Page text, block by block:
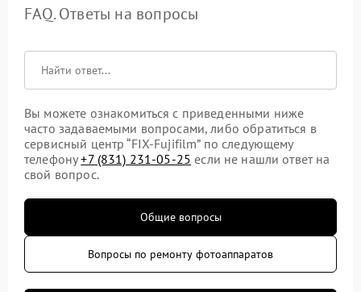
FAQ. Ответы на вопросы
Вы можете ознакомиться с приведенными ниже
часто задаваемыми вопросами, либо обратиться в
сервисный центр “FIX-Fujifilm” по следующему
телефону+7 (831) 231-05-25 если не нашли ответ на
свой вопрос.
Общие вопросы
Вопросы по ремонту фотоаппаратов